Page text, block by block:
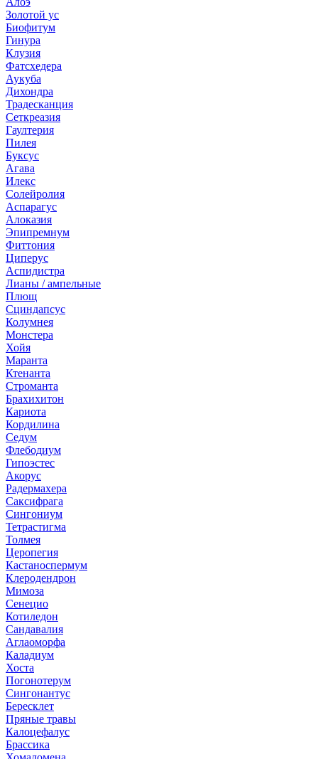
Золотой ус
Биофитум
Гинура
Клузия
Фатсхедера
Аукуба
Дихондра
Традесканция
Сеткреазия
Гаултерия
Пилея
Буксус
Агава
Илекс
Солейролия
Аспарагус
Алоказия
Эпипремнум
Фиттония
Циперус
Аспидистра
Лианы / ампельные
Плющ
Сциндапсус
Колумнея
Монстера
Хойя
Маранта
Ктенанта
Строманта
Брахихитон
Кариота
Кордилина
Седум
Флебодиум
Гипоэстес
Акорус
Радермахера
Саксифрага
Сингониум
Тетрастигма
Толмея
Церопегия
Кастаноспермум
Клеродендрон
Мимоза
Сенецио
Котиледон
Сандавалия
Аглаоморфа
Каладиум
Хоста
Погонотерум
Сингонантус
Бересклет
Пряные травы
Калоцефалус
Брассика